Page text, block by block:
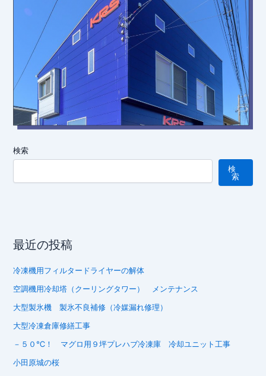
検索
検
索
最近の投稿
冷凍機用フィルタードライヤーの解体
空調機用冷却塔（クーリングタワー） メンテナンス
大型製氷機 製氷不良補修（冷媒漏れ修理）
大型冷凍倉庫修繕工事
－５０℃！ マグロ用９坪プレハブ冷凍庫 冷却ユニット工事
小田原城の桜